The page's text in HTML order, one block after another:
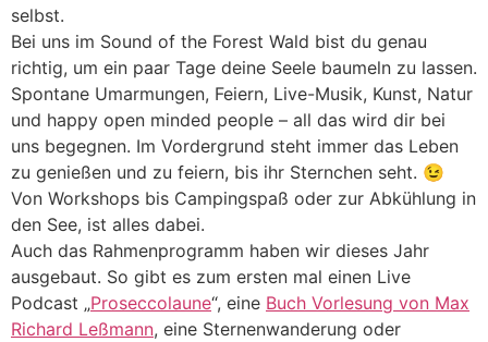
selbst.
Bei uns im Sound of the Forest Wald bist du genau
richtig, um ein paar Tage deine Seele baumeln zu lassen.
Spontane Umarmungen, Feiern, Live-Musik, Kunst, Natur
und happy open minded people – all das wird dir bei
uns begegnen. Im Vordergrund steht immer das Leben
zu genießen und zu feiern, bis ihr Sternchen seht. 😉
Von Workshops bis Campingspaß oder zur Abkühlung in
den See, ist alles dabei.
Auch das Rahmenprogramm haben wir dieses Jahr
ausgebaut. So gibt es zum ersten mal einen Live
Podcast „Proseccolaune“, eine Buch Vorlesung von Max
Richard Leßmann, eine Sternenwanderung oder